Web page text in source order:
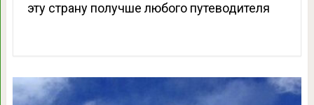
эту страну получше любого путеводителя